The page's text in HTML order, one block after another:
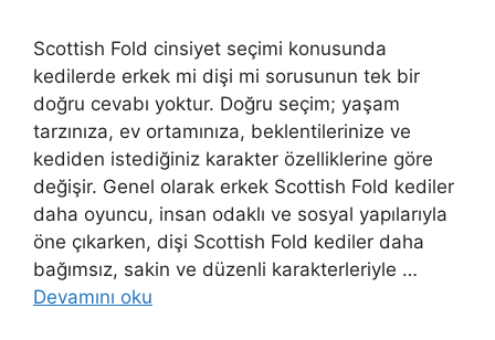
Scottish Fold cinsiyet seçimi konusunda
kedilerde erkek mi dişi mi sorusunun tek bir
doğru cevabı yoktur. Doğru seçim; yaşam
tarzınıza, ev ortamınıza, beklentilerinize ve
kediden istediğiniz karakter özelliklerine göre
değişir. Genel olarak erkek Scottish Fold kediler
daha oyuncu, insan odaklı ve sosyal yapılarıyla
öne çıkarken, dişi Scottish Fold kediler daha
bağımsız, sakin ve düzenli karakterleriyle …
Devamını oku